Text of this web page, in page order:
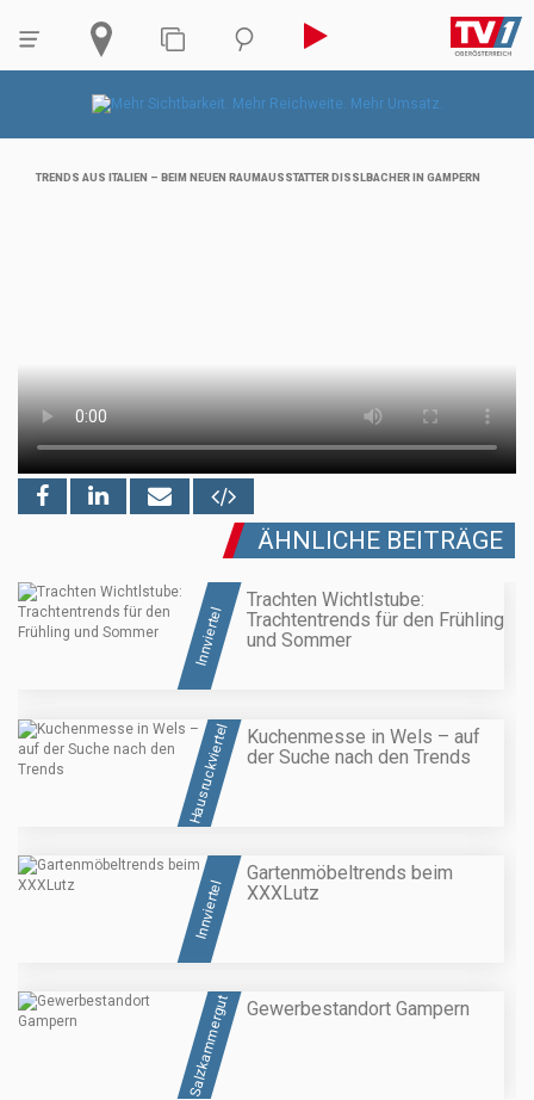
TRENDS AUS ITALIEN – BEIM NEUEN RAUMAUSSTATTER DISSLBACHER IN GAMPERN
ÄHNLICHE BEITRÄGE
Innviertel
Trachten Wichtlstube:
Trachtentrends für den Frühling
und Sommer
Hausruckviertel
Kuchenmesse in Wels – auf
der Suche nach den Trends
Innviertel
Gartenmöbeltrends beim
XXXLutz
Salzkammergut Gewerbestandort Gampern